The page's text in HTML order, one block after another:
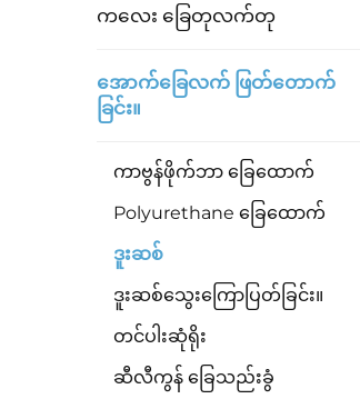
ကလေး ခြေတုလက်တု
အောက်ခြေလက် ဖြတ်တောက်
ခြင်း။
ကာဗွန်ဖိုက်ဘာ ခြေထောက်
Polyurethane ခြေထောက်
ဒူးဆစ်
ဒူးဆစ်သွေးကြောပြတ်ခြင်း။
တင်ပါးဆုံရိုး
ဆီလီကွန် ခြေသည်းခွံ